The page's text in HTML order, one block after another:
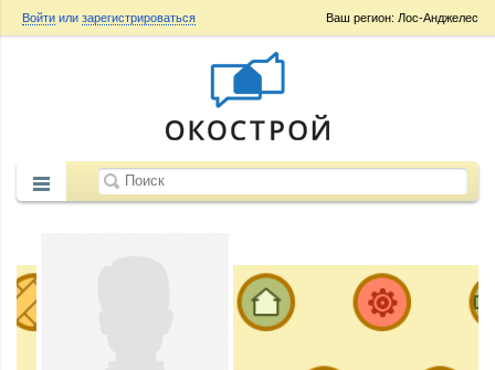
Ваш регион: Лос-Анджелес
Войти или зарегистрироваться